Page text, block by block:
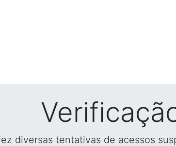
diversas tentativas de acessos